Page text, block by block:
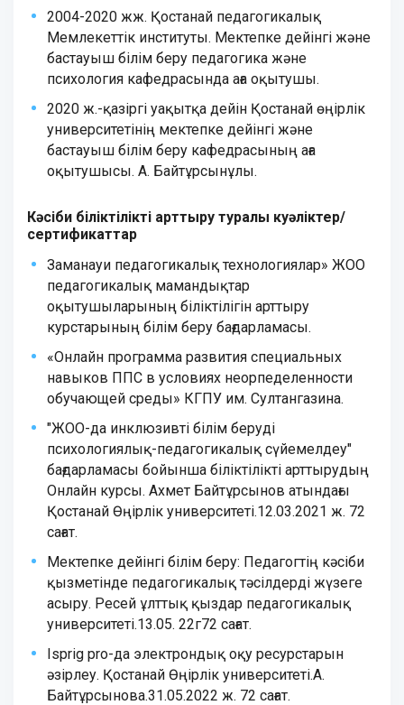
2004-2020 жж. Қостанай педагогикалық
Мемлекеттік институты. Мектепке дейінгі және
бастауыш білім беру педагогика және
психология кафедрасында аға оқытушы.
2020 ж.-қазіргі уақытқа дейін Қостанай өңірлік
университетінің мектепке дейінгі және
бастауыш білім беру кафедрасының аға
оқытушысы. А. Байтұрсынұлы.
Кәсіби біліктілікті арттыру туралы куәліктер/
сертификаттар
Заманауи педагогикалық технологиялар» ЖОО
педагогикалық мамандықтар
оқытушыларының біліктілігін арттыру
курстарының білім беру бағдарламасы.
«Онлайн программа развития специальных
навыков ППС в условиях неорпеделенности
обучающей среды» КГПУ им. Султангазина.
"ЖОО-да инклюзивті білім беруді
психологиялық-педагогикалық сүйемелдеу"
бағдарламасы бойынша біліктілікті арттырудың
Онлайн курсы. Ахмет Байтұрсынов атындағы
Қостанай Өңірлік университеті.12.03.2021 ж. 72
сағат.
Мектепке дейінгі білім беру: Педагогтің кәсіби
қызметінде педагогикалық тәсілдерді жүзеге
асыру. Ресей ұлттық қыздар педагогикалық
университеті.13.05. 22г72 сағат.
Isprig pro-да электрондық оқу ресурстарын
әзірлеу. Қостанай Өңірлік университеті.А.
Байтұрсынова.31.05.2022 ж. 72 сағат.